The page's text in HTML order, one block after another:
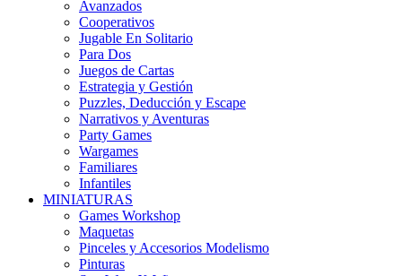
Avanzados
Cooperativos
Jugable En Solitario
Para Dos
Juegos de Cartas
Estrategia y Gestión
Puzzles, Deducción y Escape
Narrativos y Aventuras
Party Games
Wargames
Familiares
Infantiles
MINIATURAS
Games Workshop
Maquetas
Pinceles y Accesorios Modelismo
Pinturas